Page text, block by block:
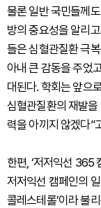
물론 일반 국민들께
방의 중요성을 알리
들은 심혈관질환 극
아내 큰 감동을 주었
대된다. 학회는 앞으
심혈관질환의 재발
력을 아끼지 않겠다”
한편, ‘저저익선 365
저저익선 캠페인의
콜레스테롤’이라 불